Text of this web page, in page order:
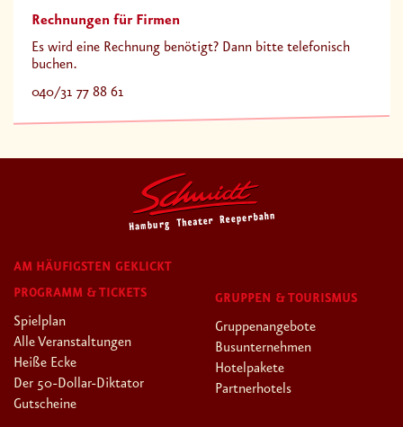
Rechnungen für Firmen
Es wird eine Rechnung benötigt? Dann bitte telefonisch
buchen.
040/31 77 88 61
AM HÄUFIGSTEN GEKLICKT
PROGRAMM & TICKETS
Spielplan
Alle Veranstaltungen
Heiße Ecke
Der 50-Dollar-Diktator
Gutscheine
GRUPPEN & TOURISMUS
Gruppenangebote
Busunternehmen
Hotelpakete
Partnerhotels